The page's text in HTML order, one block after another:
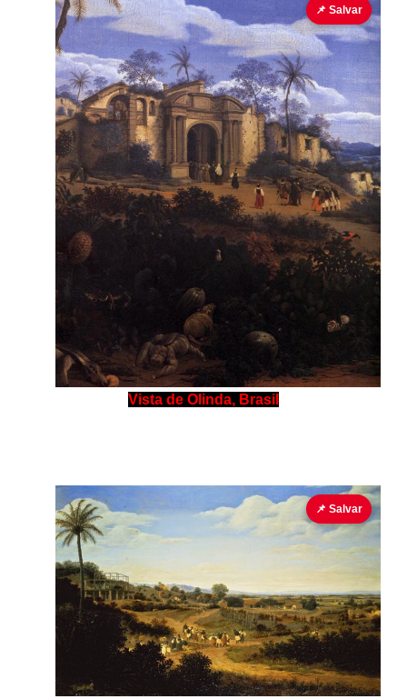
📌 Salvar
Vista de Olinda, Brasil
📌 Salvar